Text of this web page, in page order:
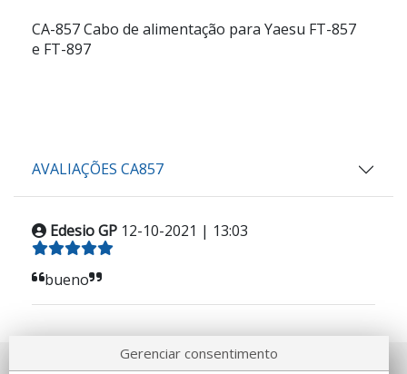
CA-857 Cabo de alimentação para Yaesu FT-857
e FT-897
AVALIAÇÕES CA857
Edesio GP 12-10-2021 | 13:03
bueno
Gerenciar consentimento